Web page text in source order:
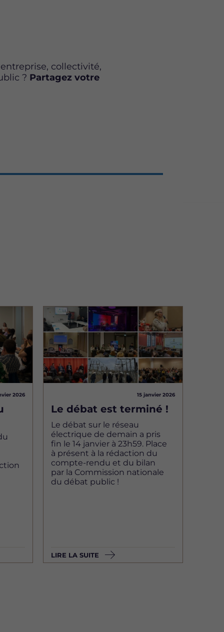
collectivité,
? Partagez votre
2026
Image
15 janvier 2026
Le débat est terminé !
Le débat sur le réseau
électrique de demain a pris
fin le 14 janvier à 23h59. Place
à présent à la rédaction du
compte-rendu et du bilan
par la Commission nationale
du débat public !
LIRE LA SUITE